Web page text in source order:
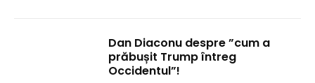
Dan Diaconu despre ”cum a
prăbușit Trump întreg
Occidentul”!